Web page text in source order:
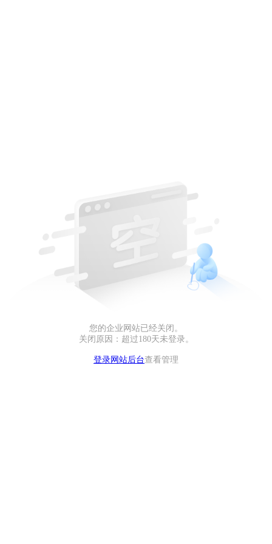
您的企业网站已经关闭。
关闭原因：超过180天未登录。
登录网站后台查看管理